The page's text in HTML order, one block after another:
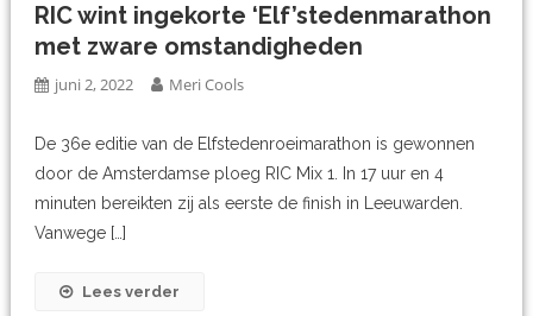
RIC wint ingekorte ‘Elf’stedenmarathon
met zware omstandigheden
juni 2, 2022 Meri Cools
De 36e editie van de Elfstedenroeimarathon is gewonnen
door de Amsterdamse ploeg RIC Mix 1. In 17 uur en 4
minuten bereikten zij als eerste de finish in Leeuwarden.
Vanwege […]
Lees verder